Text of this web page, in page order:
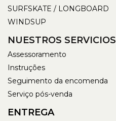
SURFSKATE / LONGBOARD
WINDSUP
NUESTROS SERVICIOS
Assessoramento
Instruções
Seguimento da encomenda
Serviço pós-venda
ENTREGA